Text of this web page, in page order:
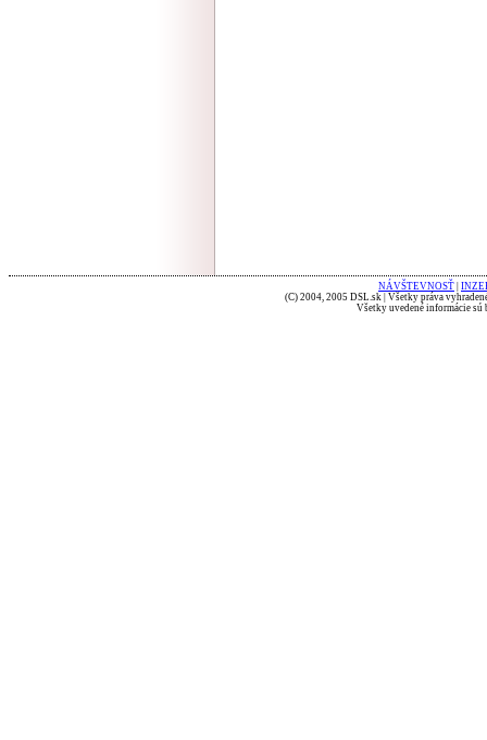
NÁVŠTEVNOSŤ
(C) 2004, 2005 DSL.sk | Všetky práva
Všetky uvedené informácie sú